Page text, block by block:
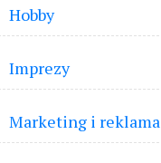
Hobby
Imprezy
Marketing i reklama